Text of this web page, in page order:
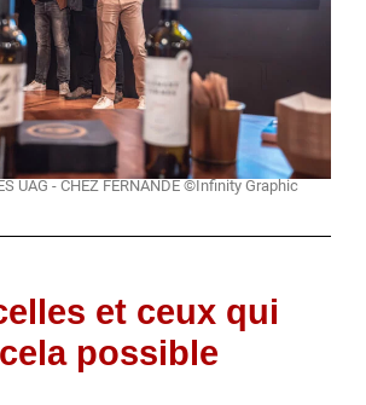
UAG - CHEZ FERNANDE ©Infinity Graphic
et ceux qui
possible